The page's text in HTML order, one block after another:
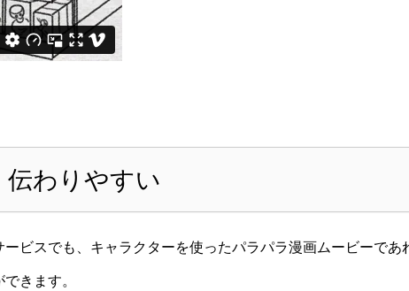
わりやすい
ビスでも、キャラクターを使ったパラパラ漫画ムービーであ
きます。